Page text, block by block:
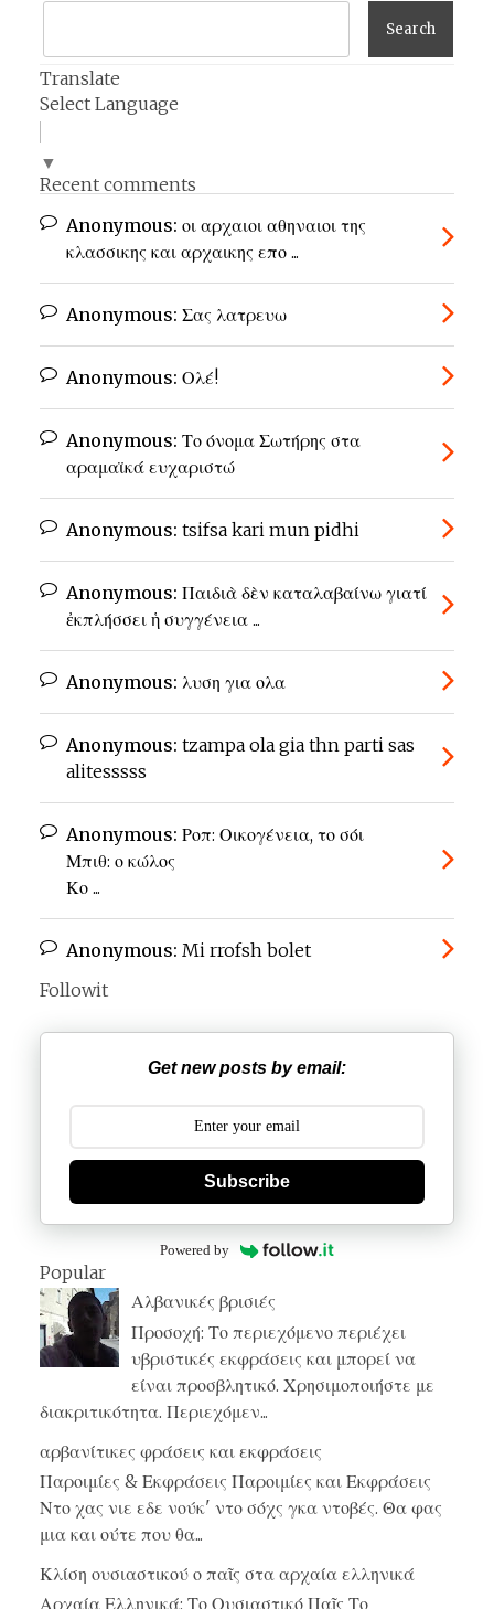
Translate
Select Language
▼
Recent comments
Anonymous: οι αρχαιοι αθηναιοι της
κλασσικης και αρχαικης επο ...
Anonymous: Σας λατρευω
Anonymous: Ολέ!
Anonymous: Το όνομα Σωτήρης στα
αραμαϊκά ευχαριστώ
Anonymous: tsifsa kari mun pidhi
Anonymous: Παιδιὰ δὲν καταλαβαίνω γιατί
ἐκπλήσσει ἡ συγγένεια ...
Anonymous: λυση για ολα
Anonymous: tzampa ola gia thn parti sas
alitesssss
Anonymous: Ροπ: Οικογένεια, το σόι
Μπιθ: ο κώλος
Κο ...
Anonymous: Mi rrofsh bolet
Followit
Get new posts by email:
Subscribe
Powered by
Popular
Αλβανικές βρισιές
Προσοχή: Το περιεχόμενο περιέχει
υβριστικές εκφράσεις και μπορεί να
είναι προσβλητικό. Χρησιμοποιήστε με
διακριτικότητα. Περιεχόμεν...
αρβανίτικες φράσεις και εκφράσεις
Παροιμίες & Εκφράσεις Παροιμίες και Εκφράσεις
Ντο χας νιε εδε νούκ' ντο σόχς γκα ντοβές. Θα φας
μια και ούτε που θα...
Κλίση ουσιαστικού ο παῖς στα αρχαία ελληνικά
Αρχαία Ελληνικά: Το Ουσιαστικό Παῖς Το